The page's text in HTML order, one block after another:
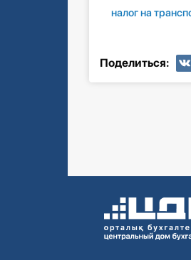
налог на
Поделиться: